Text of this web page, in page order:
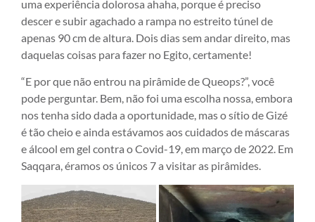
uma experiência dolorosa ahaha, porque é preciso
descer e subir agachado a rampa no estreito túnel de
apenas 90 cm de altura. Dois dias sem andar direito, mas
daquelas coisas para fazer no Egito, certamente!
“E por que não entrou na pirâmide de Queops?”, você
pode perguntar. Bem, não foi uma escolha nossa, embora
nos tenha sido dada a oportunidade, mas o sítio de Gizé
é tão cheio e ainda estávamos aos cuidados de máscaras
e álcool em gel contra o Covid-19, em março de 2022. Em
Saqqara, éramos os únicos 7 a visitar as pirâmides.